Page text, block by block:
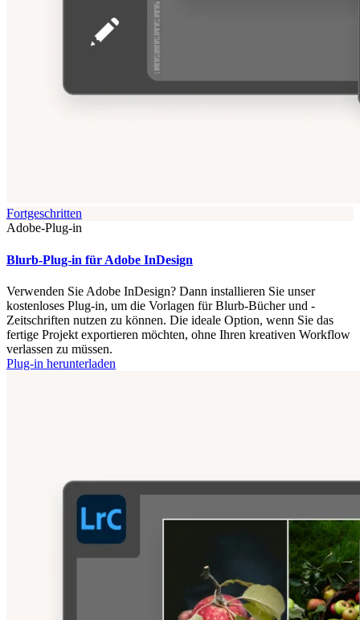
Fortgeschritten
Adobe-Plug-in
Blurb-Plug-in für Adobe InDesign
Verwenden Sie Adobe InDesign? Dann installieren Sie unser
kostenloses Plug-in, um die Vorlagen für Blurb-Bücher und -
Zeitschriften nutzen zu können. Die ideale Option, wenn Sie das
fertige Projekt exportieren möchten, ohne Ihren kreativen Workflow
verlassen zu müssen.
Plug-in herunterladen